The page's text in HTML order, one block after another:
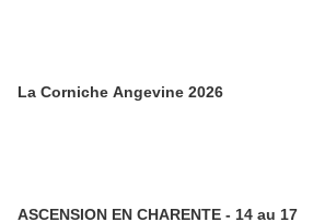
La Corniche Angevine 2026
ASCENSION EN CHARENTE - 14 au 17